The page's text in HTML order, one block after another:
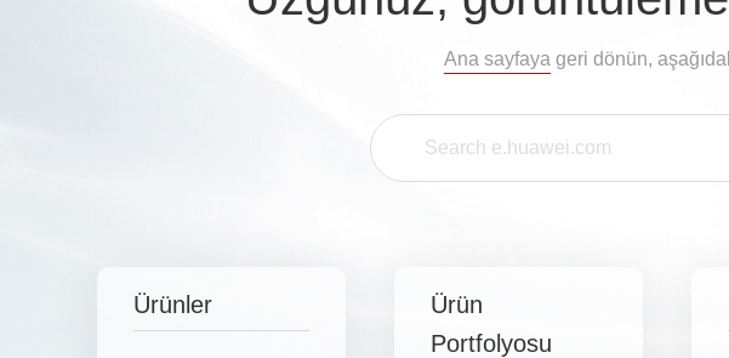
Ana sayfaya geri dönün,
Ürünler
Ürün
Portfolyosu